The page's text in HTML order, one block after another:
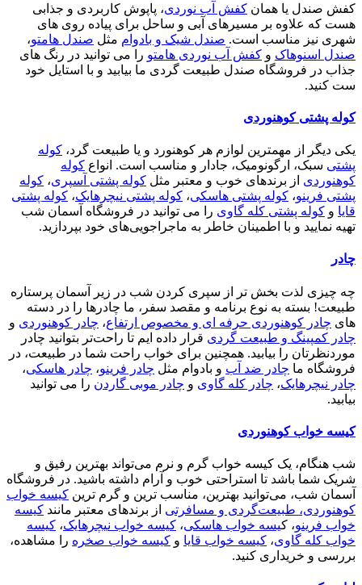
کفش صندل یا همان کفش آب نوردی، پاپوش کاربردی و جذابی
هست که علاوه بر مسیرهای آبی و ساحل برای پیاده روی های
شهری نیز مناسب است. صندل شیک و بادوام مثل صندل هامتو،
صندل اسنوهاک و کفش آب نوردی هامتو را می توانید در رنگ های
جذاب در فروشگاه صندل طبیعت گردی ما بیابید و با استایل خود
ست کنید.
کوله پشتی کوهنوردی
یکی دیگر از مهمترین لوازم هر کوهنورد و یا طبیعت گرد، کوله
پشتی سبک، ارگونومیک، جادار و مناسب است. انواع کوله
کوهنوردی از برندهای خوب و معتبر مثل کوله پشتی آسپری، کوله
پشتی فرینو، کوله پشتی هاسکی، کوله پشتی نیچرهایک، کوله پشتی
قایا و کوله پشتی کله گاوی را می توانید در فروشگاه آسمان شب
تهیه نمایید و با اطمینان خاطر به ماجراجویی‌های خود بپردازید.
چادر
چه چیزی لذت بخش تر از سپری کردن شب در زیر آسمان پرستاره
طبیعت! بسته به نوع برنامه و مقصد سفر، ما چادرها را در دسته
های چادر کوهنوردی حرفه ای و مخصوص ارتفاع، چادر کوهنوردی و
چادر کمپینگ و طبیعت گردی قرار داده ایم تا راحت‌تر بتوانید چادر
موردنظرتان را بیابید. همچنین برای خواب راحت شما در طبیعت، در
فروشگاه ما چادر ضد آب و بادوام مثل چادر فرینو، چادر هاسکی،
چادر نیچرهایک، چادر کله گاوی و چادر موبی گاردن را می توانید
بیابید.
کیسه خواب کوهنوردی
شب هنگام، یک کیسه خواب گرم و نرم می‌تواند بهترین رفیق و
شریک شما باشد تا استراحتی خوب و آرام داشته باشید. در فروشگاه
آسمان شب، می‌توانید بهترین، مناسب ترین و گرم ترین کیسه خواب
کوهنوردی، طبیعت‌گردی و مسافرتی از برندهای معتبر مانند کیسه
خواب فرینو، کیسه خواب هاسکی، کیسه خواب نیچرهایک، کیسه
خواب کله گاوی، کیسه خواب قایا و کیسه خواب صخره را مشاهده،
بررسی و خریداری کنید.